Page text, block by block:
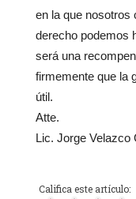
en la que nosotros
derecho podemos
será una
firmemente que la
útil.
Atte.
Lic. Jorge Velazco
Califica este artículo: